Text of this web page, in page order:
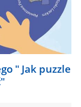
" Jak puzzle